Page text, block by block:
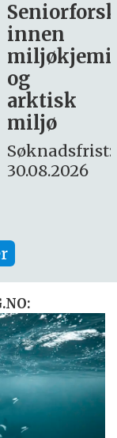
søker
– fast
Søknadsfrist:
16. august.